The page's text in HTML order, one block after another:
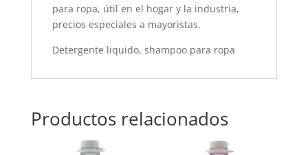
para ropa, útil en el hogar y la industria,
precios especiales a mayoristas.
Detergente liquido, shampoo para ropa
Productos relacionados